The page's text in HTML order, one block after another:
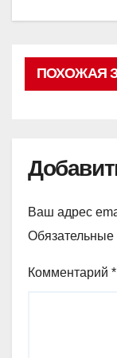
ПОХОЖАЯ
Ваш адрес
Комментарий *